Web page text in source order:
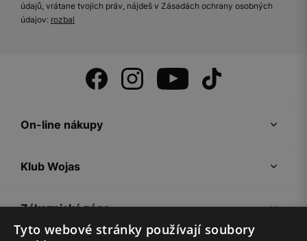
údajů, vrátane tvojich práv, nájdeš v Zásadách ochrany osobných
údajov: rozbal
On-line nákupy
Klub Wojas
Zákaznická zóna
Tyto webové stránky používají soubory